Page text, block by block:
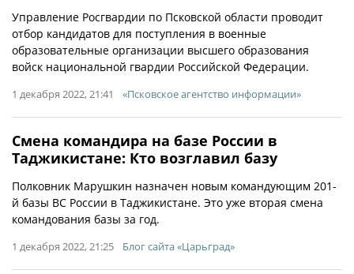
Управление Росгвардии по Псковской области проводит
отбор кандидатов для поступления в военные
образовательные организации высшего образования
войск национальной гвардии Российской Федерации.
1 декабря 2022, 21:41 «Псковское агентство информации»
Смена командира на базе России в
Таджикистане: Кто возглавил базу
Полковник Марушкин назначен новым командующим 201-
й базы ВС России в Таджикистане. Это уже вторая смена
командования базы за год.
1 декабря 2022, 21:25 Блог сайта «Царьград»